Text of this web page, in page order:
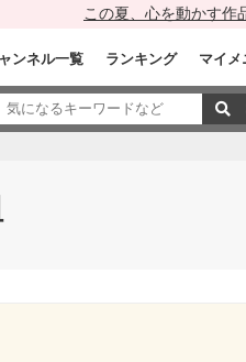
この夏、心を動かす作
ンネル一覧 ランキング マイメ